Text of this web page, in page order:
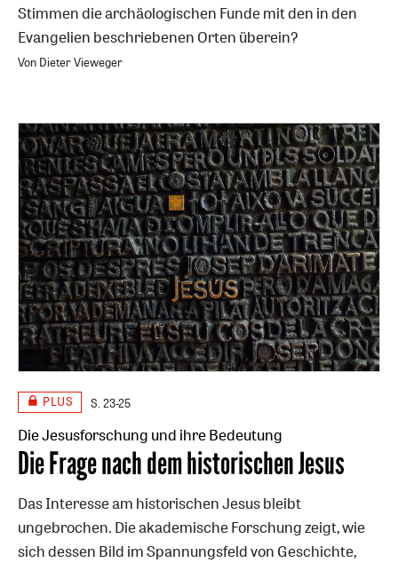
Stimmen die archäologischen Funde mit den in den
Evangelien beschriebenen Orten überein?
Von Dieter Vieweger
PLUS S. 23-25
Die Jesusforschung und ihre Bedeutung
:
Die Frage nach dem historischen Jesus
Das Interesse am historischen Jesus bleibt
ungebrochen. Die akademische Forschung zeigt, wie
sich dessen Bild im Spannungsfeld von Geschichte,